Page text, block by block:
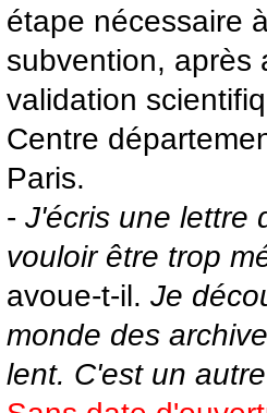
étape nécessaire
subvention, après
validation
Centre
Paris.
- J'écris une lettre
vouloir être trop
avoue-t-il. Je
monde des
lent. C'est un